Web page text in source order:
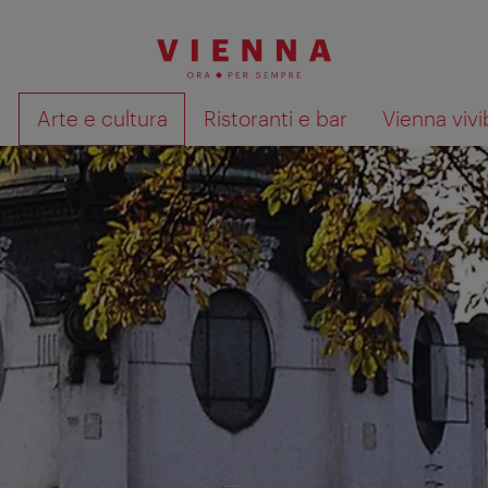
Arte e cultura Ristoranti e bar Vienna
Mostra i risultati della ricerca